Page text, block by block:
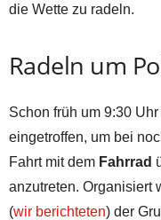
die Wette zu radeln.
Radeln um
Schon früh um 9:30
eingetroffen, um bei
Fahrt mit dem Fahrrad
anzutreten. Organisiert
(wir berichteten) der